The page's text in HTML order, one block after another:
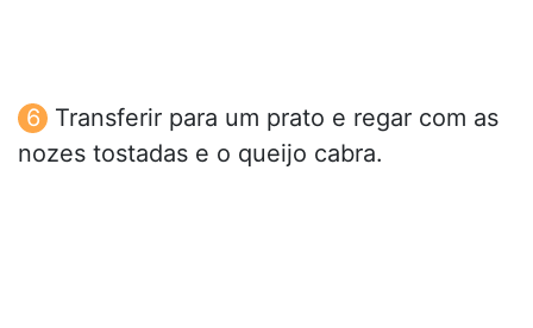
Transferir para um prato e regar com as
nozes tostadas e o queijo cabra.